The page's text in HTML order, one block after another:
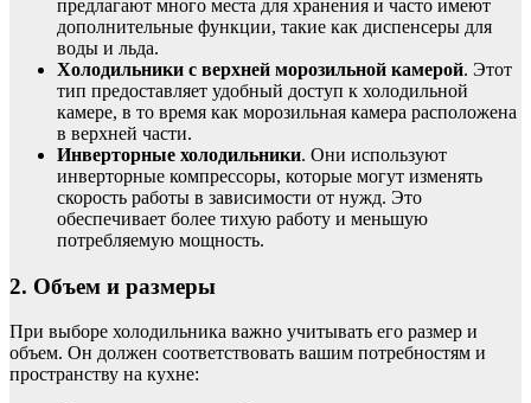
предлагают много места для хранения и часто имеют
дополнительные функции, такие как диспенсеры для
воды и льда.
Холодильники с верхней морозильной камерой. Этот
тип предоставляет удобный доступ к холодильной
камере, в то время как морозильная камера расположена
в верхней части.
Инверторные холодильники. Они используют
инверторные компрессоры, которые могут изменять
скорость работы в зависимости от нужд. Это
обеспечивает более тихую работу и меньшую
потребляемую мощность.
2. Объем и размеры
При выборе холодильника важно учитывать его размер и
объем. Он должен соответствовать вашим потребностям и
пространству на кухне: